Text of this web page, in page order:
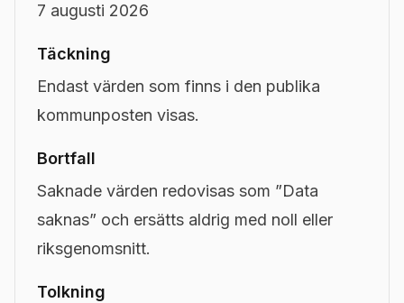
7 augusti 2026
Täckning
Endast värden som finns i den publika
kommunposten visas.
Bortfall
Saknade värden redovisas som ”Data
saknas” och ersätts aldrig med noll eller
riksgenomsnitt.
Tolkning